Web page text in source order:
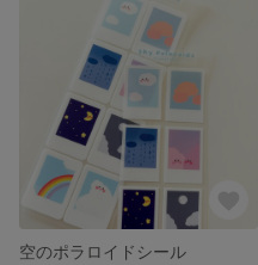
空のポラロイドシール